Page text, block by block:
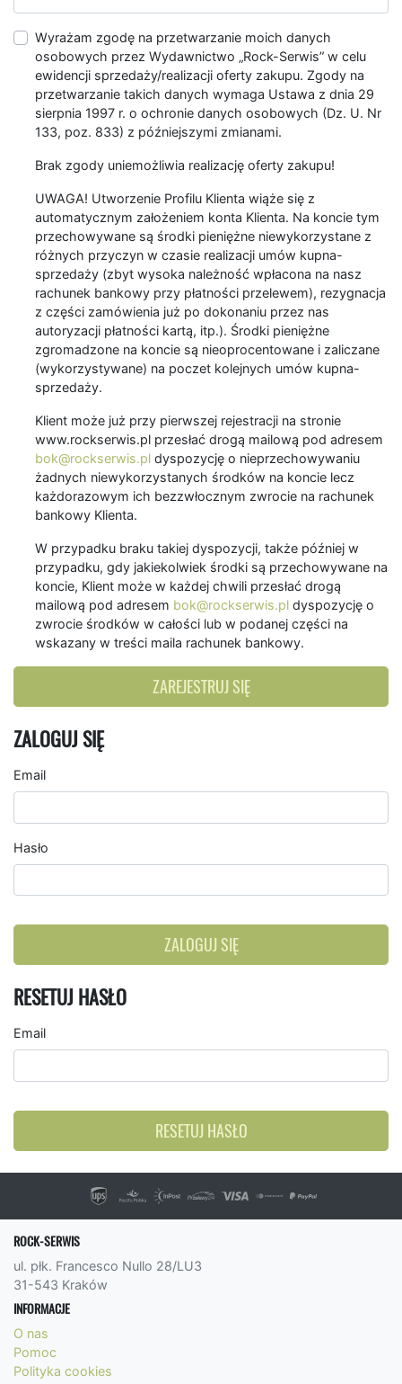
Wyrażam zgodę na przetwarzanie moich danych
osobowych przez Wydawnictwo „Rock-Serwis” w celu
ewidencji sprzedaży/realizacji oferty zakupu. Zgody na
przetwarzanie takich danych wymaga Ustawa z dnia 29
sierpnia 1997 r. o ochronie danych osobowych (Dz. U. Nr
133, poz. 833) z późniejszymi zmianami.
Brak zgody uniemożliwia realizację oferty zakupu!
UWAGA! Utworzenie Profilu Klienta wiąże się z
automatycznym założeniem konta Klienta. Na koncie tym
przechowywane są środki pieniężne niewykorzystane z
różnych przyczyn w czasie realizacji umów kupna-
sprzedaży (zbyt wysoka należność wpłacona na nasz
rachunek bankowy przy płatności przelewem), rezygnacja
z części zamówienia już po dokonaniu przez nas
autoryzacji płatności kartą, itp.). Środki pieniężne
zgromadzone na koncie są nieoprocentowane i zaliczane
(wykorzystywane) na poczet kolejnych umów kupna-
sprzedaży.
Klient może już przy pierwszej rejestracji na stronie
www.rockserwis.pl przesłać drogą mailową pod adresem
bok@rockserwis.pl dyspozycję o nieprzechowywaniu
żadnych niewykorzystanych środków na koncie lecz
każdorazowym ich bezzwłocznym zwrocie na rachunek
bankowy Klienta.
W przypadku braku takiej dyspozycji, także później w
przypadku, gdy jakiekolwiek środki są przechowywane na
koncie, Klient może w każdej chwili przesłać drogą
mailową pod adresem bok@rockserwis.pl dyspozycję o
zwrocie środków w całości lub w podanej części na
wskazany w treści maila rachunek bankowy.
ZAREJESTRUJ SIĘ
ZALOGUJ SIĘ
Email
Hasło
ZALOGUJ SIĘ
RESETUJ HASŁO
Email
RESETUJ HASŁO
ROCK-SERWIS
ul. płk. Francesco Nullo 28/LU3
31-543 Kraków
INFORMACJE
O nas
Pomoc
Polityka cookies